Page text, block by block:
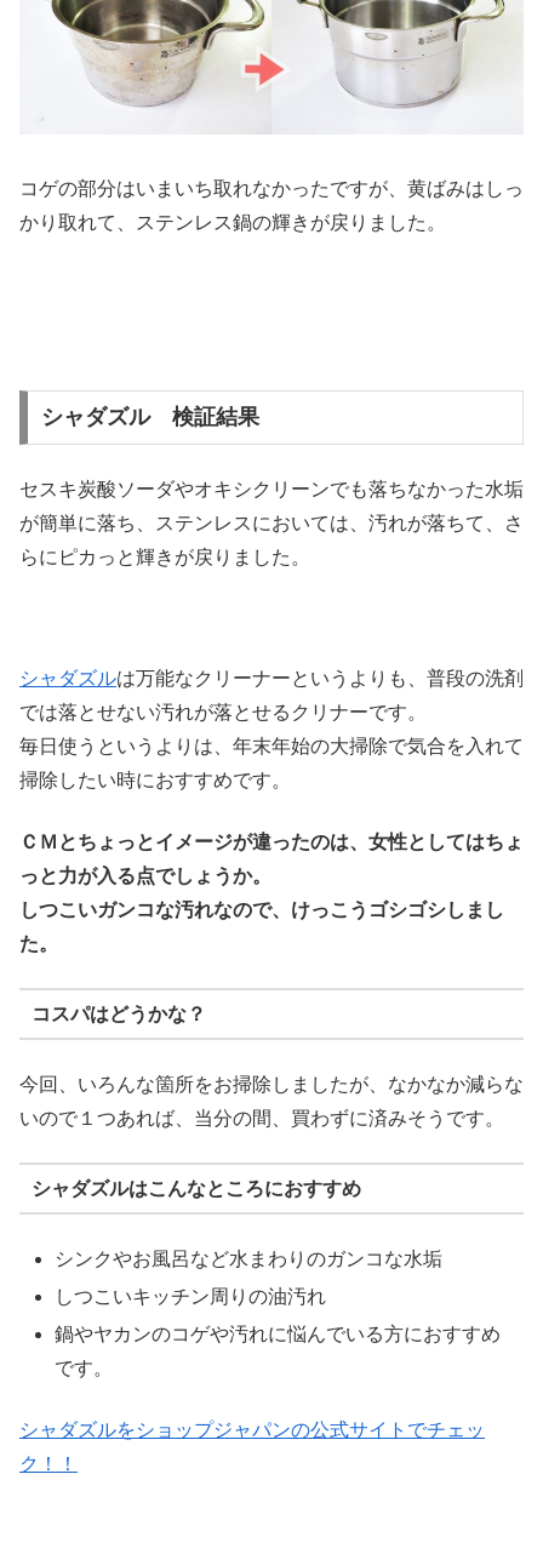
コゲの部分はいまいち取れなかったですが、黄ばみはしっ
かり取れて、ステンレス鍋の輝きが戻りました。
シャダズル 検証結果
セスキ炭酸ソーダやオキシクリーンでも落ちなかった水垢
が簡単に落ち、ステンレスにおいては、汚れが落ちて、さ
らにピカっと輝きが戻りました。
シャダズルは万能なクリーナーというよりも、普段の洗剤
では落とせない汚れが落とせるクリナーです。
毎日使うというよりは、年末年始の大掃除で気合を入れて
掃除したい時におすすめです。
ＣＭとちょっとイメージが違ったのは、女性としてはちょ
っと力が入る点でしょうか。
しつこいガンコな汚れなので、けっこうゴシゴシしまし
た。
コスパはどうかな？
今回、いろんな箇所をお掃除しましたが、なかなか減らな
いので１つあれば、当分の間、買わずに済みそうです。
シャダズルはこんなところにおすすめ
シンクやお風呂など水まわりのガンコな水垢
しつこいキッチン周りの油汚れ
鍋やヤカンのコゲや汚れに悩んでいる方におすすめ
です。
シャダズルをショップジャパンの公式サイトでチェッ
ク！！